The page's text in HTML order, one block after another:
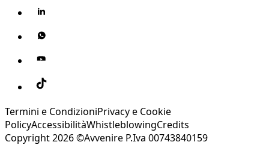
Termini e CondizioniPrivacy e Cookie
PolicyAccessibilitàWhistleblowingCredits
Copyright 2026 ©Avvenire P.Iva 00743840159